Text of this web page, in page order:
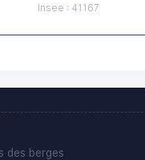
Insee : 41167
des berges